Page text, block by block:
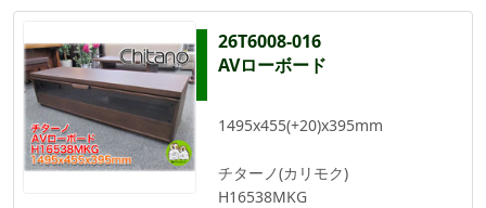
26T6008-016
AVローボード
1495x455(+20)x395mm
チターノ(カリモク)
H16538MKG